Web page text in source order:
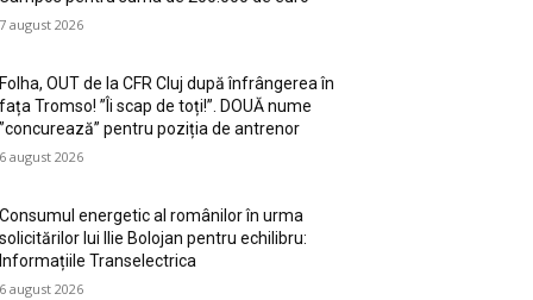
7 august 2026
Folha, OUT de la CFR Cluj după înfrângerea în
fața Tromso! ”Îi scap de toți!”. DOUĂ nume
”concurează” pentru poziția de antrenor
6 august 2026
Consumul energetic al românilor în urma
solicitărilor lui Ilie Bolojan pentru echilibru:
Informațiile Transelectrica
6 august 2026